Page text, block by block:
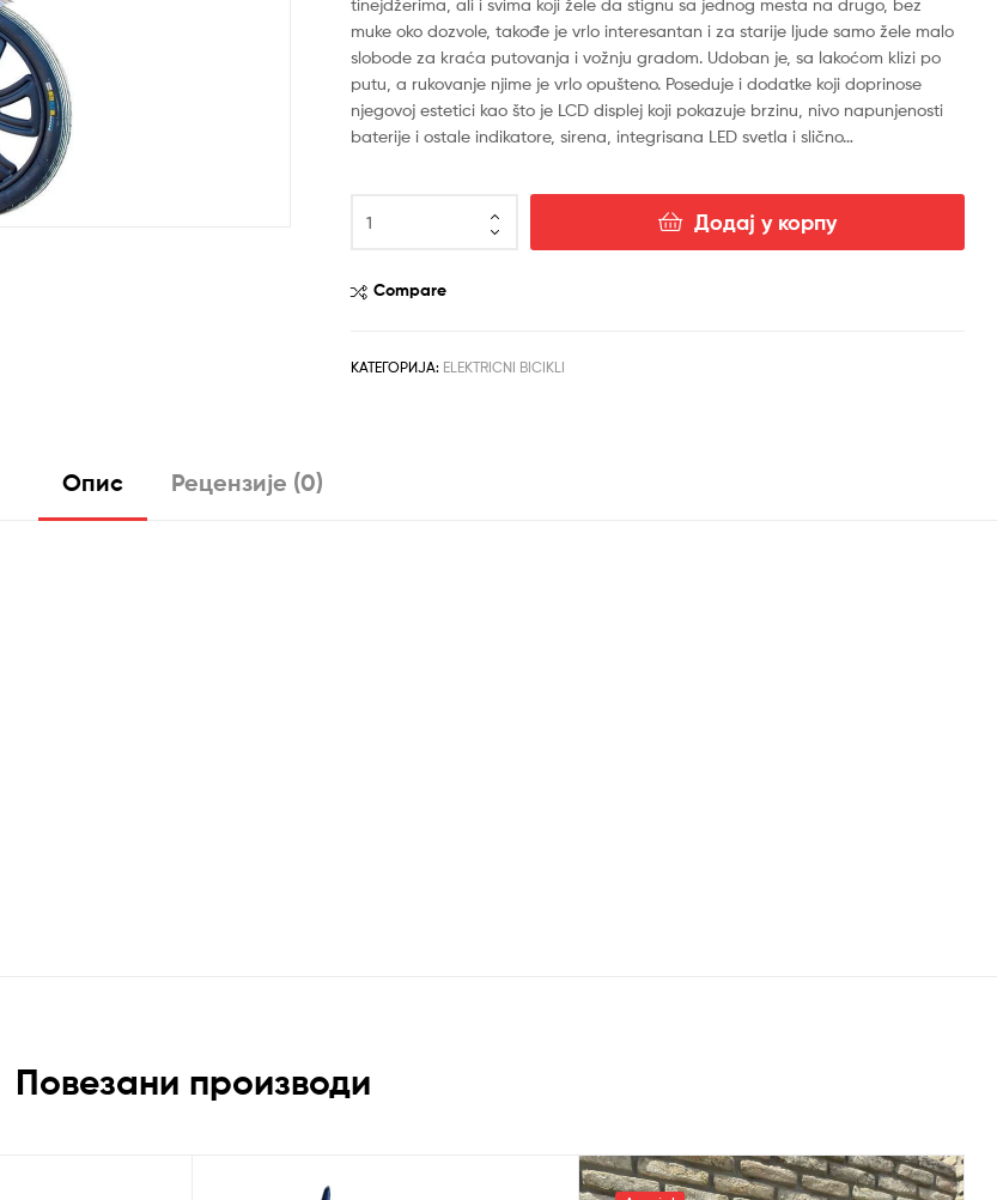
била:
рсд79,990.00.
рсд74,990.00.
tinejdžerima, ali i svima koji žele da stignu sa jednog mesta na drugo, bez
muke oko dozvole, takođe je vrlo interesantan i za starije ljude samo žele malo
slobode za kraća putovanja i vožnju gradom. Udoban je, sa lakoćom klizi po
putu, a rukovanje njime je vrlo opušteno. Poseduje i dodatke koji doprinose
njegovoj estetici kao što je LCD displej koji pokazuje brzinu, nivo napunjenosti
baterije i ostale indikatore, sirena, integrisana LED svetla i slično…
bicikl
AMP
12ah
Додај у корпу
Compare
КАТЕГОРИЈА: ELEKTRICNI BICIKLI
Опис Рецензије (0)
Повезани производи